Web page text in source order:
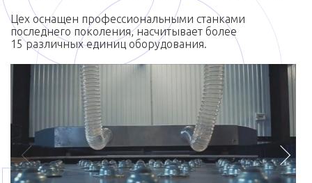
Цех оснащен профессиональными станками
последнего поколения, насчитывает более
15 различных единиц оборудования.